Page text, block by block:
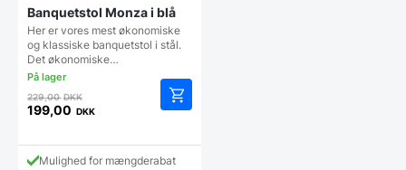
Banquetstol Monza i blå
Her er vores mest økonomiske
og klassiske banquetstol i stål.
Det økonomiske…
229,00DKKDen
oprindelige
var:
229,00 DKK.
199,00 DKK
aktuelle
prisMulighed for mængderabat